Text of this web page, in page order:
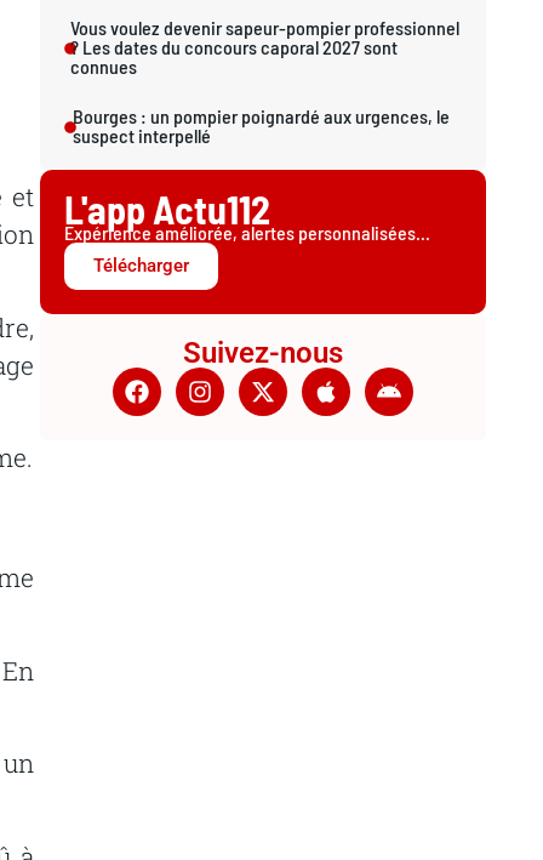
et
En
Vous voulez devenir sapeur-pompier professionnel
? Les dates du concours caporal 2027 sont
connues
Bourges : un pompier poignardé aux urgences, le
suspect interpellé
L'app Actu112
Expérience améliorée, alertes personnalisées...
Télécharger
Suivez-nous